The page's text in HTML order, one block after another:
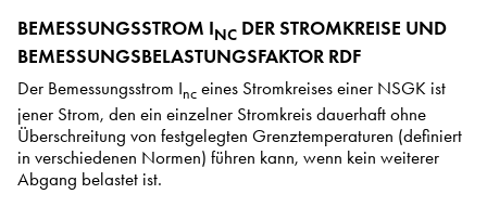
BEMESSUNGSSTROM INC DER STROMKREISE UND
BEMESSUNGSBELASTUNGSFAKTOR RDF
Der Bemessungsstrom Inc eines Stromkreises einer NSGK ist
jener Strom, den ein einzelner Stromkreis dauerhaft ohne
Überschreitung von festgelegten Grenztemperaturen (definiert
in verschiedenen Normen) führen kann, wenn kein weiterer
Abgang belastet ist.